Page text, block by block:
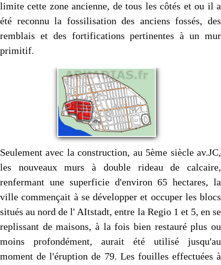
limite cette zone ancienne, de tous les côtés et ou il a
été reconnu la fossilisation des anciens fossés, des
remblais et des fortifications pertinentes à un mur
primitif.
Seulement avec la construction, au 5ème siècle av.JC,
les nouveaux murs à double rideau de calcaire,
renfermant une superficie d'environ 65 hectares, la
ville commençait à se développer et occuper les blocs
situés au nord de l' AItstadt, entre la Regio 1 et 5, en se
replissant de maisons, à la fois bien restauré plus ou
moins profondément, aurait été utilisé jusqu'au
moment de l'éruption de 79. Les fouilles effectuées à